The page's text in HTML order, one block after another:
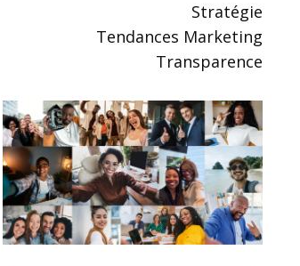
Stratégie
Tendances Marketing
Transparence